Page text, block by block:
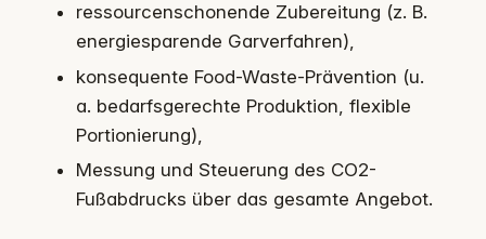
ressourcenschonende Zubereitung (z. B.
energiesparende Garverfahren),
konsequente Food-Waste-Prävention (u.
a. bedarfsgerechte Produktion, flexible
Portionierung),
Messung und Steuerung des CO2-
Fußabdrucks über das gesamte Angebot.